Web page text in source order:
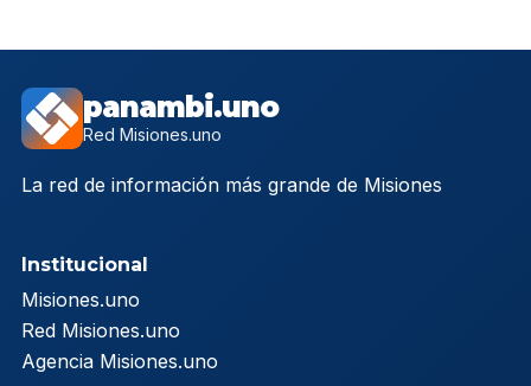
panambi.uno
Red Misiones.uno
La red de información más grande de Misiones
Institucional
Misiones.uno
Red Misiones.uno
Agencia Misiones.uno